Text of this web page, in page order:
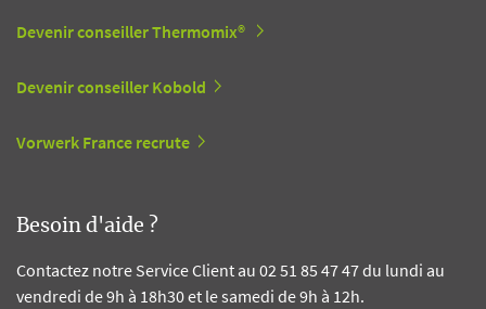
Devenir conseiller Thermomix®
Devenir conseiller Kobold
Vorwerk France recrute
Besoin d'aide ?
Contactez notre Service Client au 02 51 85 47 47 du lundi au
vendredi de 9h à 18h30 et le samedi de 9h à 12h.